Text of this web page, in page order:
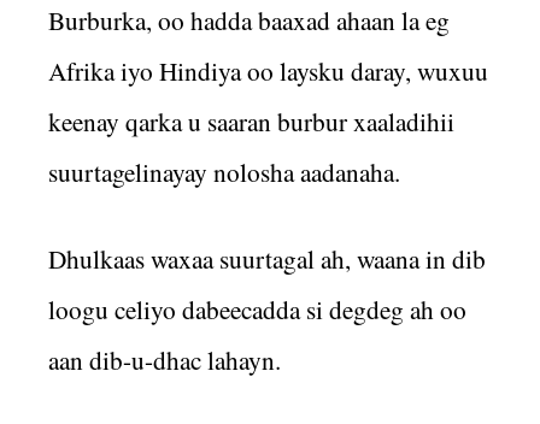
Burburka, oo hadda baaxad ahaan la eg
Afrika iyo Hindiya oo laysku daray, wuxuu
keenay qarka u saaran burbur xaaladihii
suurtagelinayay nolosha aadanaha.
Dhulkaas waxaa suurtagal ah, waana in dib
loogu celiyo dabeecadda si degdeg ah oo
aan dib-u-dhac lahayn.